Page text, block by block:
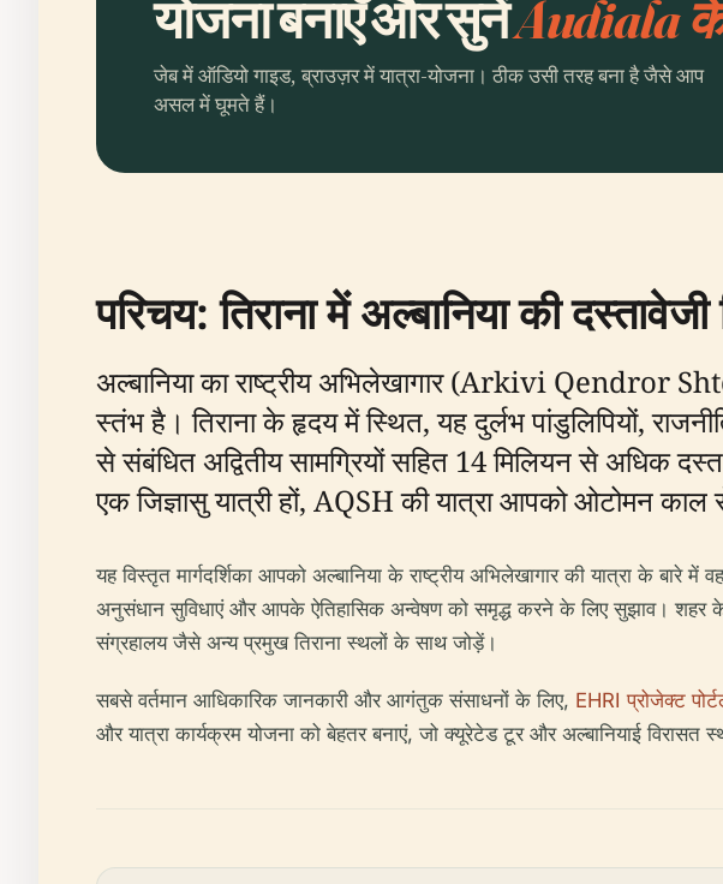
योजना बनाएँ और सुनेंAudiala
जेब में ऑडियो गाइड, ब्राउज़र में यात्रा-योजना। ठीक उसी तरह बना है जैसे आप
असल में घूमते हैं।
परिचय: तिराना में अल्बानिया की
अल्बानिया का राष्ट्रीय अभिलेखागार (Arkivi Qendror
स्तंभ है। तिराना के हृदय में स्थित, यह दुर्लभ पांडुलिपियों,
से संबंधित अद्वितीय सामग्रियों सहित 14 मिलियन से अधिक
एक जिज्ञासु यात्री हों, AQSH की यात्रा आपको ओटोमन काल
यह विस्तृत मार्गदर्शिका आपको अल्बानिया के राष्ट्रीय अभिलेखागार की यात्रा के
अनुसंधान सुविधाएं और आपके ऐतिहासिक अन्वेषण को समृद्ध करने के लिए सुझाव। शहर के
संग्रहालय जैसे अन्य प्रमुख तिराना स्थलों के साथ जोड़ें।
सबसे वर्तमान आधिकारिक जानकारी और आगंतुक संसाधनों के लिए, EHRI प्रोजेक्ट
और यात्रा कार्यक्रम योजना को बेहतर बनाएं, जो क्यूरेटेड टूर और अल्बानियाई